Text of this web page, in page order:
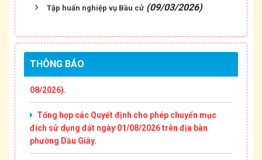
Tập huấn nghiệp vụ Bầu cử (09/03/2026)
THÔNG BÁO
Thông báo Niêm yết công khai các Thông báo đấu
giá tài sản trên địa bàn phường Dầu Giây (Tháng
đích sử dụng đất ngày 01/08/2026 trên địa bàn
phường Dầu Giây.